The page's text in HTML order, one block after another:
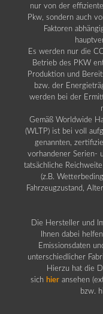
nur von der
Pkw, sondern auch
Faktoren
Es werden nur die
Betrieb des PKW
Produktion und
bzw. der
werden bei der
Gemäß Worldwide
(WLTP) ist bei voll
genannten,
vorhandener Serien-
tatsächliche
(z.B.
Fahrzeugzustand,
Die Hersteller und
Ihnen dabei
Emissionsdaten
unterschiedlicher
Hierzu hat die
sich hier ansehen
bzw.